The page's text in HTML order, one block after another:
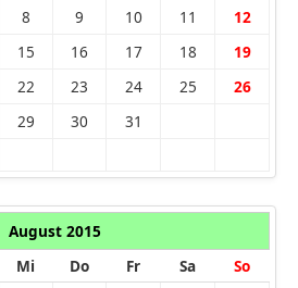
8 9 10 11 12
15 16 17 18 19
22 23 24 25 26
29 30 31
August 2015
Mi Do Fr Sa So